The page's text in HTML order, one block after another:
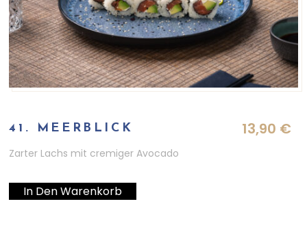
41. MEERBLICK 13,90 €
Zarter Lachs mit cremiger Avocado
In Den Warenkorb